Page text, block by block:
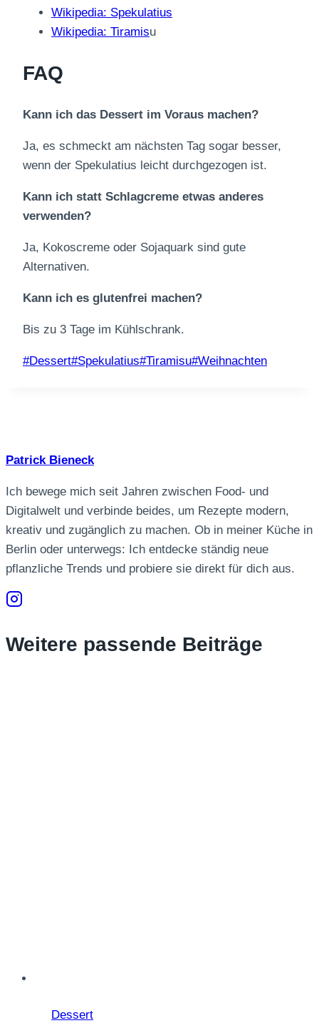
Wikipedia: Spekulatius
Wikipedia: Tiramisu
FAQ
Kann ich das Dessert im Voraus machen?
Ja, es schmeckt am nächsten Tag sogar besser,
wenn der Spekulatius leicht durchgezogen ist.
Kann ich statt Schlagcreme etwas anderes
verwenden?
Ja, Kokoscreme oder Sojaquark sind gute
Alternativen.
Kann ich es glutenfrei machen?
Bis zu 3 Tage im Kühlschrank.
Schlagworte:
#Dessert#Spekulatius#Tiramisu#Weihnachten
Patrick Bieneck
Ich bewege mich seit Jahren zwischen Food- und
Digitalwelt und verbinde beides, um Rezepte modern,
kreativ und zugänglich zu machen. Ob in meiner Küche in
Berlin oder unterwegs: Ich entdecke ständig neue
pflanzliche Trends und probiere sie direkt für dich aus.
Weitere passende Beiträge
Dessert